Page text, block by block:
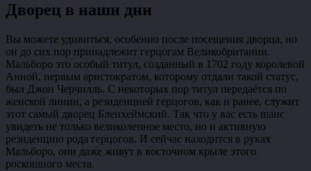
Дворец в наши дни
Вы можете удивиться, особенно после посещения дворца, но
он до сих пор принадлежит герцогам Великобритании.
Мальборо это особый титул, созданный в 1702 году королевой
Анной, первым аристократом, которому отдали такой статус,
был Джон Черчилль. С некоторых пор титул передаётся по
женской линии, а резиденцией герцогов, как и ранее, служит
этот самый дворец Бленхеймский. Так что у вас есть шанс
увидеть не только великолепное место, но и активную
резиденцию рода герцогов. И сейчас находится в руках
Мальборо, они даже живут в восточном крыле этого
роскошного места.